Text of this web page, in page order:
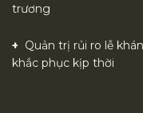
trương
Quản trị rủi ro lễ
khắc phục kịp thời